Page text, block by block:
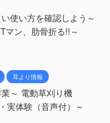
使い方を確認しよう～
マン、肋骨折る!!～
耳より情報
～ 電動草刈り機
実体験（音声付）～